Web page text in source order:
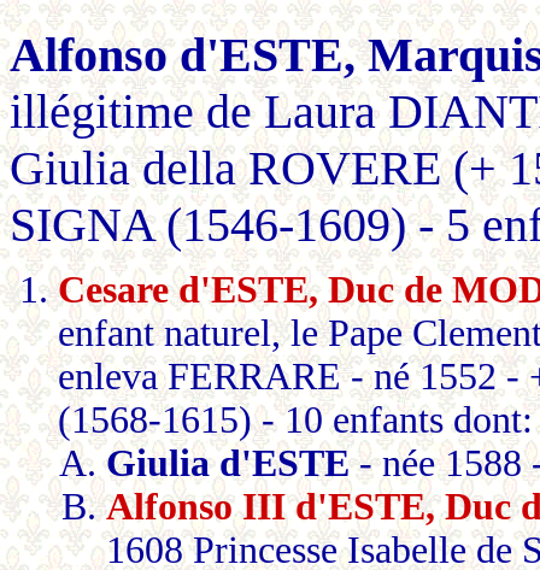
Alfonso d'ESTE,
illégitime de Laura
Giulia della ROVERE (+
SIGNA (1546-1609) - 5
Cesare d'ESTE, Duc de
enfant naturel, le Pape
enleva FERRARE - né 1552
(1568-1615) - 10 enfants dont:
Giulia d'ESTE- née 1588
Alfonso III d'ESTE, Duc
1608 Princesse Isabelle